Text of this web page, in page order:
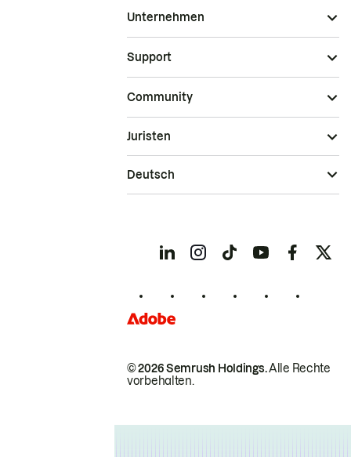
Unternehmen
Support
Community
© 2026 Semrush Holdings.Alle Rechte
vorbehalten.
Juristen
Deutsch